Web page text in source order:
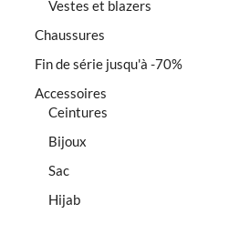
Vestes et blazers
Chaussures
Fin de série jusqu'à -70%
Accessoires
Ceintures
Bijoux
Sac
Hijab